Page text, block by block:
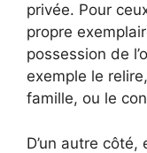
privée. Pour
propre
possession de
exemple le
famille, ou le
D’un autre